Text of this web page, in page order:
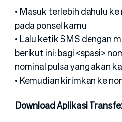
• Masuk terlebih dahulu
pada ponsel kamu
• Lalu ketik SMS dengan
berikut ini: bagi <spasi>
nominal pulsa yang akan
• Kemudian kirimkan ke
Download Aplikasi